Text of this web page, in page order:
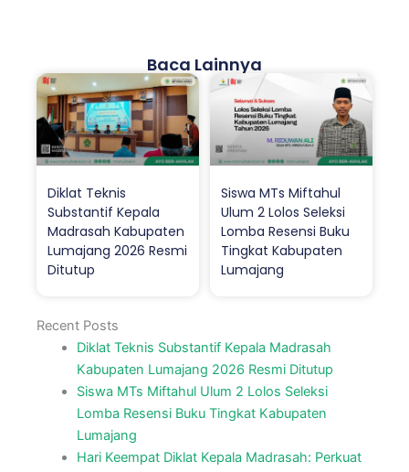
Baca Lainnya
Diklat Teknis
Substantif Kepala
Madrasah Kabupaten
Lumajang 2026 Resmi
Ditutup
Siswa MTs Miftahul
Ulum 2 Lolos Seleksi
Lomba Resensi Buku
Tingkat Kabupaten
Lumajang
Recent Posts
Diklat Teknis Substantif Kepala Madrasah
Kabupaten Lumajang 2026 Resmi Ditutup
Siswa MTs Miftahul Ulum 2 Lolos Seleksi
Lomba Resensi Buku Tingkat Kabupaten
Lumajang
Hari Keempat Diklat Kepala Madrasah: Perkuat